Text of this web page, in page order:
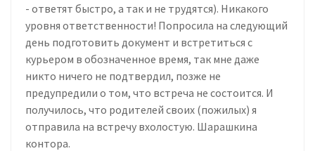
- ответят быстро, а так и не трудятся). Никакого
уровня ответственности! Попросила на следующий
день подготовить документ и встретиться с
курьером в обозначенное время, так мне даже
никто ничего не подтвердил, позже не
предупредили о том, что встреча не состоится. И
получилось, что родителей своих (пожилых) я
отправила на встречу вхолостую. Шарашкина
контора.